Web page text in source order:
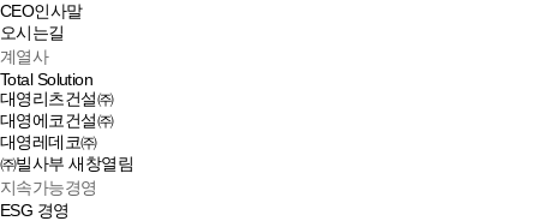
CEO인사말
오시는길
계열사
Total Solution
대영리츠건설㈜
대영에코건설㈜
대영레데코㈜
㈜빌사부새창열림
지속가능경영
ESG 경영